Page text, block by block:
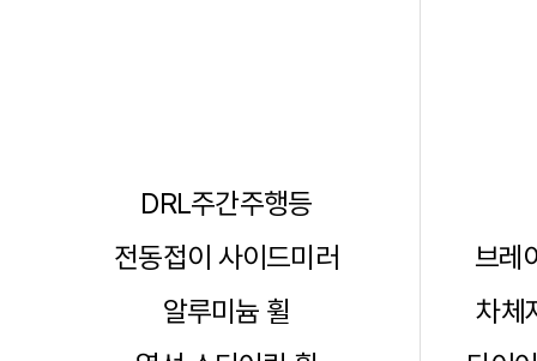
DRL주간주행등
전동접이 사이드미러
알루미늄 휠
브레
차체